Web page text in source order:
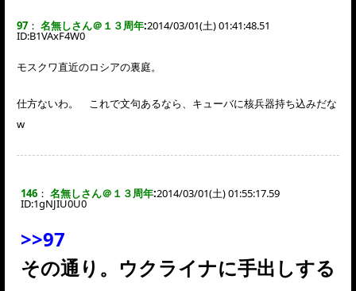
97 ： 名無しさん＠１３周年:2014/03/01(土) 01:41:48.51
ID:B1VAxF4W0
モスクワ直近のロシアの裏庭。
仕方ないわ。 これで文句あるなら、キューバに核兵器持ち込みだな
w
146 ： 名無しさん＠１３周年:2014/03/01(土) 01:55:17.59
ID:1gNJIU0U0
>>97
その通り。ウクライナに手出しする